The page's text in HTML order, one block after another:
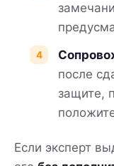
после
защите,
Если эксперт